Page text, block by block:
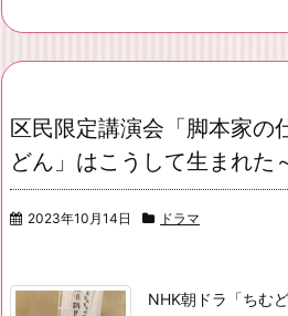
区民限定講演会「脚本家
どん」はこうして生まれた
2023年10月14日 ドラマ
NHK朝ドラ「ちむ